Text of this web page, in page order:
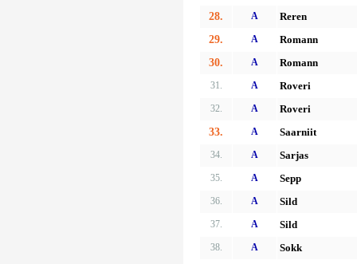
28.
A
Reren
29.
A
Romann
30.
A Romann
31. A Roveri
32. A
Roveri
33.
A Saarniit
34. A Sarjas
35. A Sepp
36. A Sild
37. A Sild
38. A Sokk